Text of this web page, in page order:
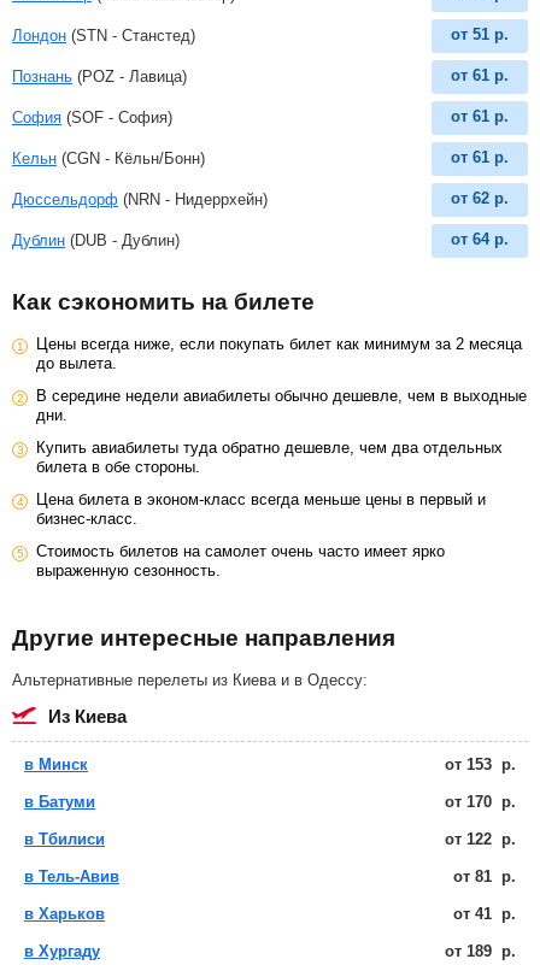
Лондон (STN - Станстед) от 51 р.
Познань (POZ - Лавица) от 61 р.
София (SOF - София) от 61 р.
Кельн (CGN - Кёльн/Бонн) от 61 р.
Дюссельдорф (NRN - Нидеррхейн) от 62 р.
Дублин (DUB - Дублин) от 64 р.
Как сэкономить на билете
Цены всегда ниже, если покупать билет как минимум за 2 месяца
до вылета.
В середине недели авиабилеты обычно дешевле, чем в выходные
дни.
Купить авиабилеты туда обратно дешевле, чем два отдельных
билета в обе стороны.
Цена билета в эконом-класс всегда меньше цены в первый и
бизнес-класс.
Стоимость билетов на самолет очень часто имеет ярко
выраженную сезонность.
Другие интересные направления
Альтернативные перелеты из Киева и в Одессу:
из Киева
в Минск от 153 р.
в Батуми от 170 р.
в Тбилиси от 122 р.
в Тель-Авив от 81 р.
в Харьков от 41 р.
в Хургаду от 189 р.